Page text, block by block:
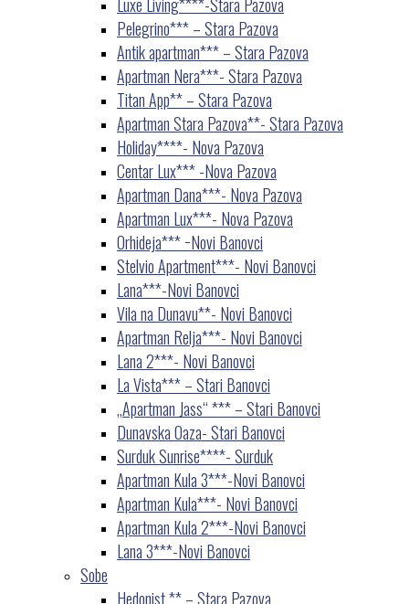
Pelegrino*** – Stara Pazova
Antik apartman*** – Stara Pazova
Apartman Nera***- Stara Pazova
Titan App** – Stara Pazova
Apartman Stara Pazova**- Stara Pazova
Holiday****- Nova Pazova
Centar Lux*** -Nova Pazova
Apartman Dana***- Nova Pazova
Apartman Lux***- Nova Pazova
Orhideja*** −Novi Banovci
Stelvio Apartment***- Novi Banovci
Lana***-Novi Banovci
Vila na Dunavu**- Novi Banovci
Apartman Relja***- Novi Banovci
Lana 2***- Novi Banovci
La Vista*** – Stari Banovci
„Apartman Jass“ *** – Stari Banovci
Dunavska Oaza- Stari Banovci
Surduk Sunrise****- Surduk
Apartman Kula 3***-Novi Banovci
Apartman Kula***- Novi Banovci
Apartman Kula 2***-Novi Banovci
Lana 3***-Novi Banovci
Sobe
Hedonist ** – Stara Pazova